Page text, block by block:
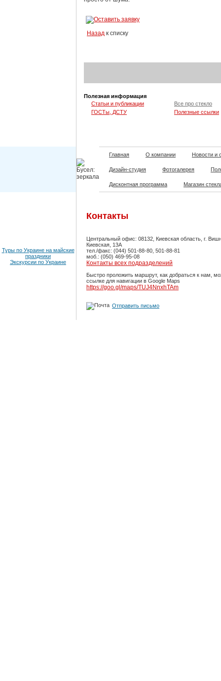
Назад к списку
Полезная информация
Статьи и публикации
Все про стекло
ГОСТы, ДСТУ
Полезные ссылки
Главная О компании Новости и
Дизайн-студия Фотогалерея
Дисконтная программа Магазин
Туры по Украине на майские
праздники
Экскурсии по Украине
Контакты
Центральный офис: 08132, Киевская область, г.
Киевская, 13А
тел./факс: (044) 501-88-80, 501-88-81
моб.: (050) 469-95-08
Контакты всех подразделений
Быстро проложить маршрут, как добраться к нам,
ссылке для навигации в Google Maps
https://goo.gl/maps/TUJ4NnxhTAm
Отправить письмо